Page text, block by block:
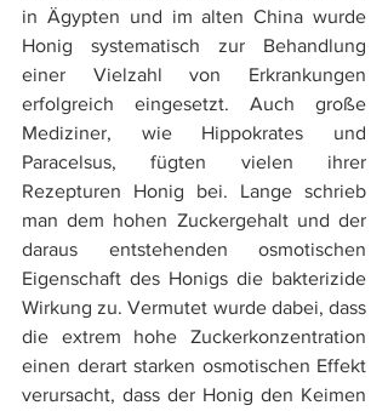
in Ägypten und im alten China wurde
Honig systematisch zur Behandlung
einer Vielzahl von Erkrankungen
erfolgreich eingesetzt. Auch große
Mediziner, wie Hippokrates und
Paracelsus, fügten vielen ihrer
Rezepturen Honig bei. Lange schrieb
man dem hohen Zuckergehalt und der
daraus entstehenden osmotischen
Eigenschaft des Honigs die bakterizide
Wirkung zu. Vermutet wurde dabei, dass
die extrem hohe Zuckerkonzentration
einen derart starken osmotischen Effekt
verursacht, dass der Honig den Keimen